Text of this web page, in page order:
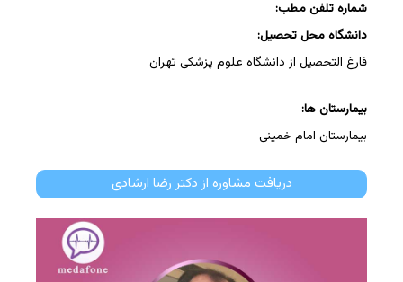
شماره تلفن مطب:
دانشگاه محل تحصیل:
فارغ التحصیل از دانشگاه علوم پزشکی تهران
بیمارستان ها:
بیمارستان امام خمینی
دریافت مشاوره از دکتر رضا ارشادی